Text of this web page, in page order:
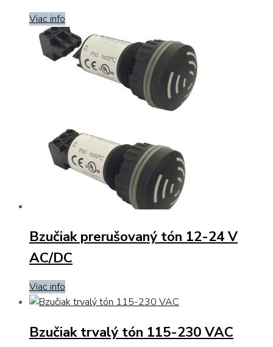
Viac info
Bzučiak prerušovaný tón 12-24 V
AC/DC
Viac info
Bzučiak trvalý tón 115-230 VAC